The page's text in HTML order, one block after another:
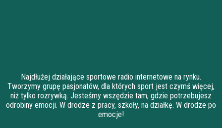
Najdłużej działające sportowe radio internetowe na rynku.
Tworzymy grupę pasjonatów, dla których sport jest czymś więcej,
niż tylko rozrywką. Jesteśmy wszędzie tam, gdzie potrzebujesz
odrobiny emocji. W drodze z pracy, szkoły, na działkę. W drodze po
emocje!